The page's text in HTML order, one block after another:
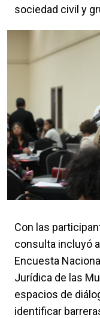
sociedad civil y
Con las
consulta incluyó
Encuesta
Jurídica de las
espacios de
identificar